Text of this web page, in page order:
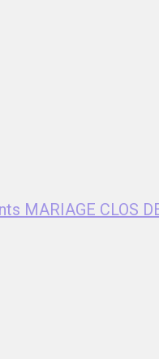
MARIAGE CLOS